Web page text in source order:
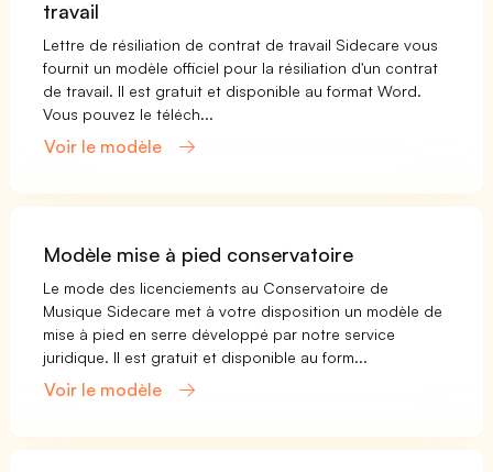
travail
Lettre de résiliation de contrat de travail Sidecare vous
fournit un modèle officiel pour la résiliation d'un contrat
de travail. Il est gratuit et disponible au format Word.
Vous pouvez le téléch...
Voir le modèle
Modèle mise à pied conservatoire
Le mode des licenciements au Conservatoire de
Musique Sidecare met à votre disposition un modèle de
mise à pied en serre développé par notre service
juridique. Il est gratuit et disponible au form...
Voir le modèle